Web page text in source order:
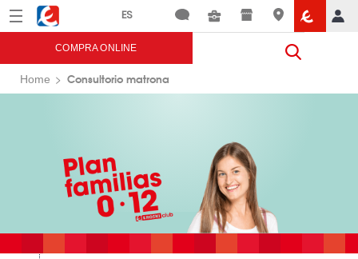
Menú Eroski
COMPRA ONLINE
Home Consultorio matrona